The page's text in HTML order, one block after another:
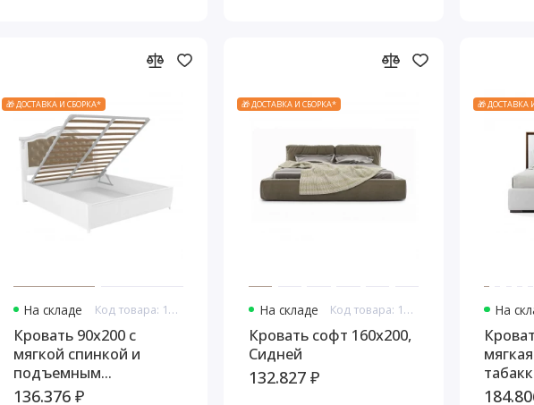
🎁 ДОСТАВКА И СБОРКА*
На складе Код товара: 10991
Кровать 90x200 с
мягкой спинкой и
подъемным
механизмом Тиволи,
136.376 ₽
🎁 ДОСТАВКА И СБОРКА*
На складе Код товара: 11035
Кровать софт 160x200,
Сидней
132.827 ₽
🎁 ДОСТАВКА
На